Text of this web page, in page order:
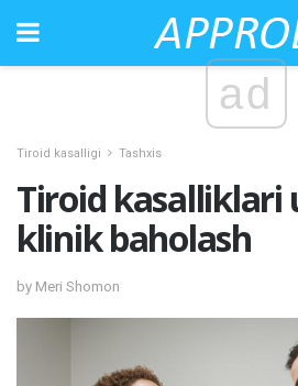
ad
Tiroid kasalligi Tashxis
Tiroid kasalliklari
klinik baholash
by Meri Shomon